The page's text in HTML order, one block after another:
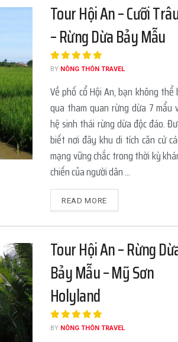
Tour Hội An – Cưỡi
– Rừng Dừa Bảy Mẫu
BY NÔNG THÔN TRAVEL
Về phố cổ Hội An, bạn không thể
qua tham quan rừng dừa 7 mẩu
hệ sinh thái rừng dừa độc đáo.
biết nơi đây khu di tích căn cứ
mạng vững chắc trong thời kỳ
chiến của người dân ...
READ MORE
Tour Hội An – Rừng
Bảy Mẫu – Mỹ Sơn
Holyland
BY NÔNG THÔN TRAVEL